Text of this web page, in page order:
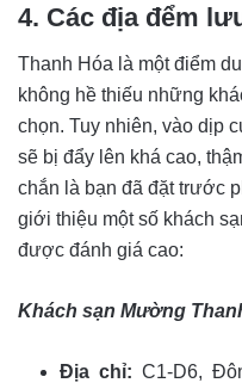
4. Các địa đểm
Thanh Hóa là một điểm
không hề thiếu những
chọn. Tuy nhiên, vào dịp
sẽ bị đẩy lên khá cao,
chắn là bạn đã đặt trước
giới thiệu một số khách
được đánh giá cao:
Khách sạn Mường
Địa chỉ: C1-D6,